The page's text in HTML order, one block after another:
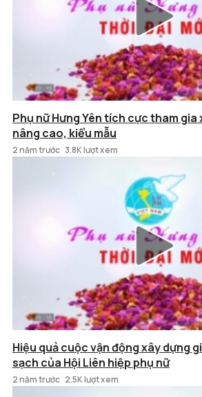
Phụ nữ Hưng Yên tích cực tham gia
nâng cao, kiểu mẫu
2 năm trước 3.8K lượt xem
Hiệu quả cuộc vận động xây dựng
sạch của Hội Liên hiệp phụ nữ
2 năm trước 2.5K lượt xem